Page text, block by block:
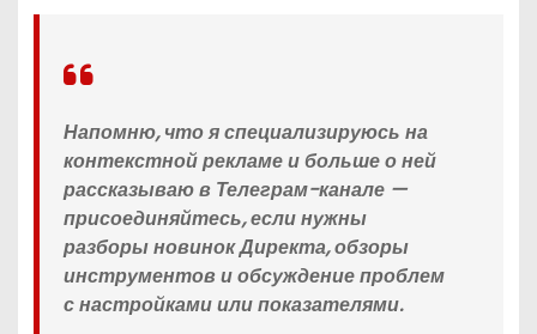
Напомню, что я специализируюсь на
контекстной рекламе и больше о ней
рассказываю в Телеграм-канале —
присоединяйтесь, если нужны
разборы новинок Директа, обзоры
инструментов и обсуждение проблем
с настройками или показателями.